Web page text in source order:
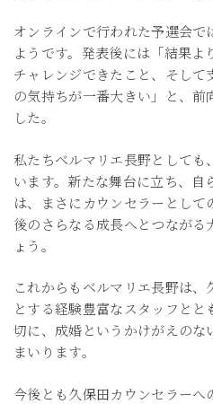
オンラインで行われた予選会
ようです。発表後には「結果
チャレンジできたこと、そし
の気持ちが一番大きい」と、
した。
私たちベルマリエ長野として
います。新たな舞台に立ち、
は、まさにカウンセラーとし
後のさらなる成長へとつながる
ょう。
これからもベルマリエ長野は
とする経験豊富なスタッフと
切に、成婚というかけがえのな
まいります。
今後とも久保田カウンセラーへ